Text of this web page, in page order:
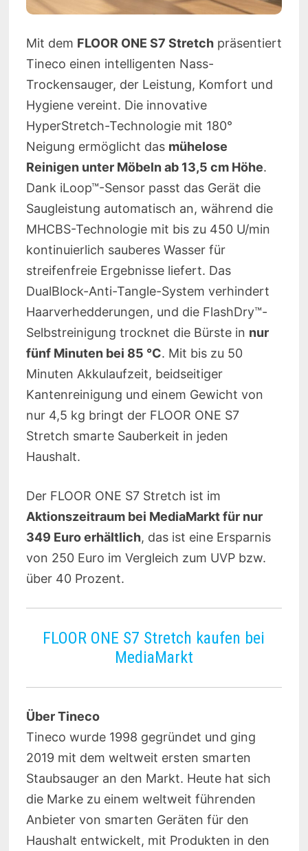
Mit dem FLOOR ONE S7 Stretchpräsentiert
Tineco einen intelligenten Nass-
Trockensauger, der Leistung, Komfort und
Hygiene vereint. Die innovative
HyperStretch-Technologie mit 180°
Neigung ermöglicht das mühelose
Reinigen unter Möbeln ab 13,5 cm Höhe.
Dank iLoop™-Sensor passt das Gerät die
Saugleistung automatisch an, während die
MHCBS-Technologie mit bis zu 450 U/min
kontinuierlich sauberes Wasser für
streifenfreie Ergebnisse liefert. Das
DualBlock-Anti-Tangle-System verhindert
Haarverhedderungen, und die FlashDry™-
Selbstreinigung trocknet die Bürste in nur
fünf Minuten bei 85 °C. Mit bis zu 50
Minuten Akkulaufzeit, beidseitiger
Kantenreinigung und einem Gewicht von
nur 4,5 kg bringt der FLOOR ONE S7
Stretch smarte Sauberkeit in jeden
Haushalt.
Der FLOOR ONE S7 Stretch ist im
Aktionszeitraum bei MediaMarkt für nur
349 Euro erhältlich, das ist eine Ersparnis
von 250 Euro im Vergleich zum UVP bzw.
über 40 Prozent.
FLOOR ONE S7 Stretch kaufen bei
MediaMarkt
Über Tineco
Tineco wurde 1998 gegründet und ging
2019 mit dem weltweit ersten smarten
Staubsauger an den Markt. Heute hat sich
die Marke zu einem weltweit führenden
Anbieter von smarten Geräten für den
Haushalt entwickelt, mit Produkten in den